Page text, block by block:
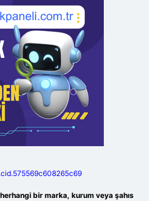
bir marka, kurum veya şahıs